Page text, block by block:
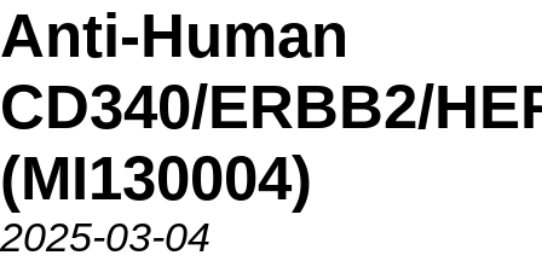
Anti-Human
CD340/ERBB2/
(MI130004)
2025-03-04